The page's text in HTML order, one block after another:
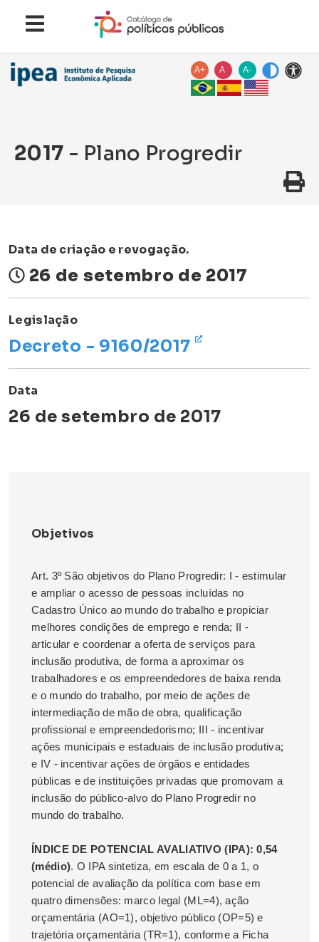
A+ A A-
2017 - Plano Progredir
Data de criação e revogação.
26 de setembro de 2017
Legislação
Decreto - 9160/2017
Data
26 de setembro de 2017
Objetivos
Art. 3º São objetivos do Plano Progredir: I - estimular
e ampliar o acesso de pessoas incluídas no
Cadastro Único ao mundo do trabalho e propiciar
melhores condições de emprego e renda; II -
articular e coordenar a oferta de serviços para
inclusão produtiva, de forma a aproximar os
trabalhadores e os empreendedores de baixa renda
e o mundo do trabalho, por meio de ações de
intermediação de mão de obra, qualificação
profissional e empreendedorismo; III - incentivar
ações municipais e estaduais de inclusão produtiva;
e IV - incentivar ações de órgãos e entidades
públicas e de instituições privadas que promovam a
inclusão do público-alvo do Plano Progredir no
mundo do trabalho.
ÍNDICE DE POTENCIAL AVALIATIVO (IPA): 0,54
(médio). O IPA sintetiza, em escala de 0 a 1, o
potencial de avaliação da política com base em
quatro dimensões: marco legal (ML=4), ação
orçamentária (AO=1), objetivo público (OP=5) e
trajetória orçamentária (TR=1), conforme a Ficha